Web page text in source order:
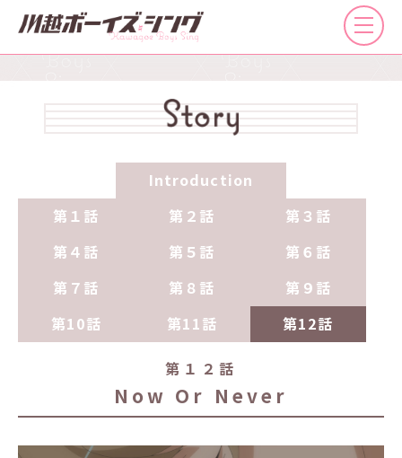
Introduction
第１話
第２話
第３話
第４話
第５話
第６話
第７話
第８話
第９話
第10話
第11話 第12話
第１２話
Now Or Never